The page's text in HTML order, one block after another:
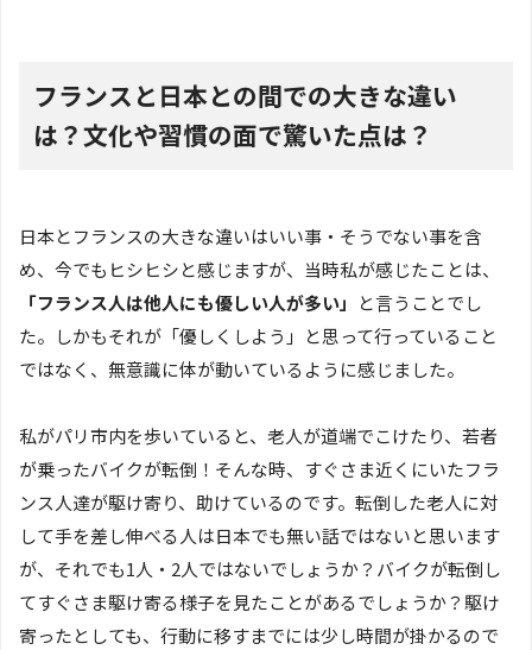
フランスと日本との間での大きな違い
は？文化や習慣の面で驚いた点は？
日本とフランスの大きな違いはいい事・そうでない事を含
め、今でもヒシヒシと感じますが、当時私が感じたことは、
「フランス人は他人にも優しい人が多い」
と言うことでし
た。しかもそれが「優しくしよう」と思って行っていること
ではなく、無意識に体が動いているように感じました。
私がパリ市内を歩いていると、老人が道端でこけたり、若者
が乗ったバイクが転倒！そんな時、すぐさま近くにいたフラ
ンス人達が駆け寄り、助けているのです。転倒した老人に対
して手を差し伸べる人は日本でも無い話ではないと思います
が、それでも1人・2人ではないでしょうか？バイクが転倒し
てすぐさま駆け寄る様子を見たことがあるでしょうか？駆け
寄ったとしても、行動に移すまでには少し時間が掛かるので